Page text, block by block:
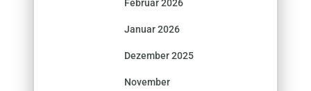
Februar 2026
Januar 2026
Dezember 2025
November